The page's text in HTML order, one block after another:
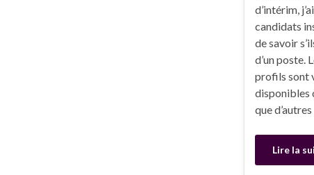
d’intérim,
candidats
de savoir
d’un poste.
profils sont
disponibles
que d’autres
Lire la